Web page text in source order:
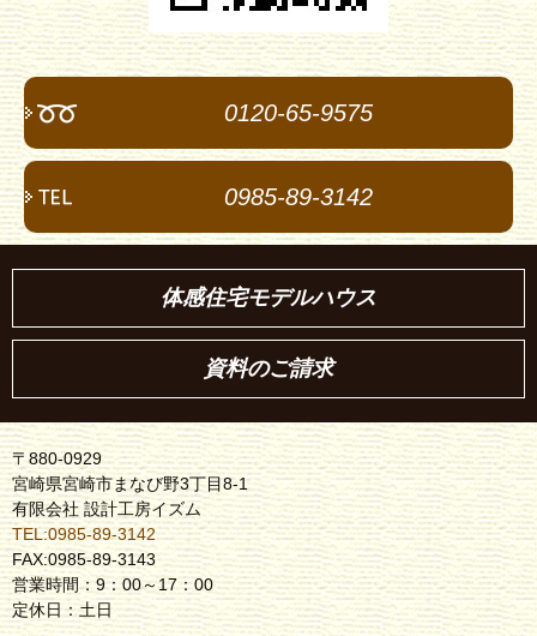
0120-65-9575
0985-89-3142
体感住宅モデルハウス
資料のご請求
〒880-0929
宮崎県宮崎市まなび野3丁目8-1
有限会社 設計工房イズム
TEL:0985-89-3142
FAX:0985-89-3143
営業時間：9：00～17：00
定休日：土日